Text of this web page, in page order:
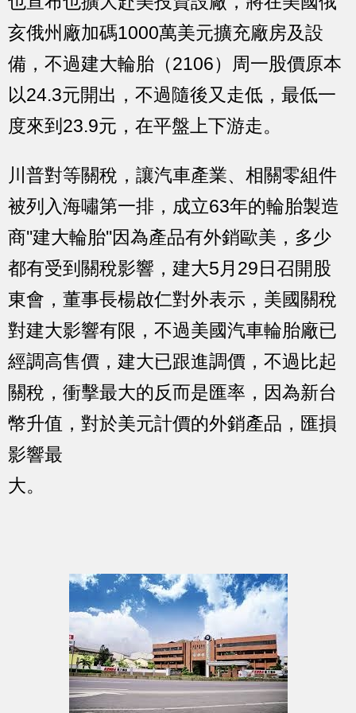
亥俄州廠加碼1000萬美元擴充廠房及設
備，不過建大輪胎（2106）周一股價原本
以24.3元開出，不過隨後又走低，最低一
度來到23.9元，在平盤上下游走。
川普對等關稅，讓汽車產業、相關零組件
被列入海嘯第一排，成立63年的輪胎製造
商''建大輪胎''因為產品有外銷歐美，多少
都有受到關稅影響，建大5月29日召開股
東會，董事長楊啟仁對外表示，美國關稅
對建大影響有限，不過美國汽車輪胎廠已
經調高售價，建大已跟進調價，不過比起
關稅，衝擊最大的反而是匯率，因為新台
幣升值，對於美元計價的外銷產品，匯損
影響最
大。